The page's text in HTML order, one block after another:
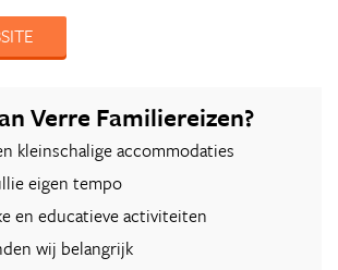
Verre Familiereizen?
kleinschalige accommodaties
eigen tempo
en educatieve activiteiten
wij belangrijk